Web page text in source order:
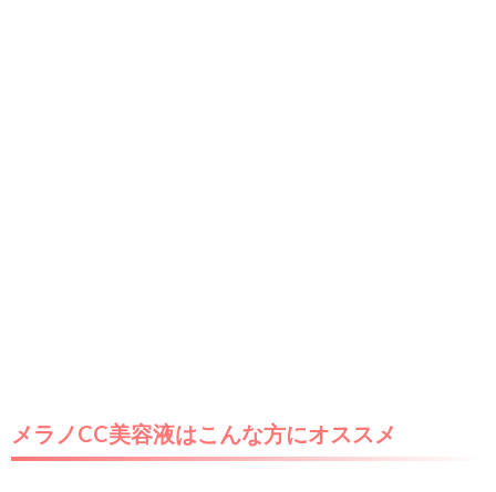
メラノCC美容液はこんな方にオススメ